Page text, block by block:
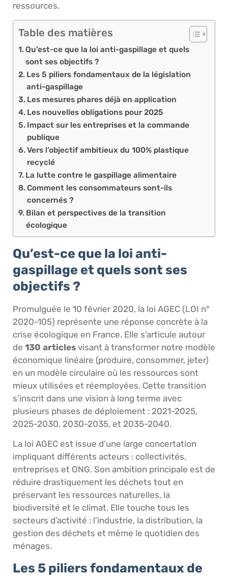
ressources.
Table des matières
Qu’est-ce que la loi anti-gaspillage et quels
sont ses objectifs ?
Les 5 piliers fondamentaux de la législation
anti-gaspillage
Les mesures phares déjà en application
Les nouvelles obligations pour 2025
Impact sur les entreprises et la commande
publique
Vers l’objectif ambitieux du 100% plastique
recyclé
La lutte contre le gaspillage alimentaire
Comment les consommateurs sont-ils
concernés ?
Bilan et perspectives de la transition
écologique
Qu’est-ce que la loi anti-
gaspillage et quels sont ses
objectifs ?
Promulguée le 10 février 2020, la loi AGEC (LOI n°
2020-105) représente une réponse concrète à la
crise écologique en France. Elle s’articule autour
de 130 articles visant à transformer notre modèle
économique linéaire (produire, consommer, jeter)
en un modèle circulaire où les ressources sont
mieux utilisées et réemployées. Cette transition
s’inscrit dans une vision à long terme avec
plusieurs phases de déploiement : 2021-2025,
2025-2030, 2030-2035, et 2035-2040.
La loi AGEC est issue d’une large concertation
impliquant différents acteurs : collectivités,
entreprises et ONG. Son ambition principale est de
réduire drastiquement les déchets tout en
préservant les ressources naturelles, la
biodiversité et le climat. Elle touche tous les
secteurs d’activité : l’industrie, la distribution, la
gestion des déchets et même le quotidien des
ménages.
Les 5 piliers fondamentaux de